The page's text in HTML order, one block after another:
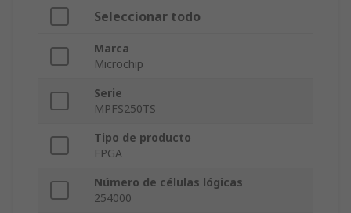
Seleccionar todo
Marca
Microchip
Serie
MPFS250TS
Tipo de producto
FPGA
Número de células lógicas
254000